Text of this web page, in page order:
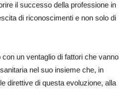
il successo della professione in
di riconoscimenti e non solo di
un ventaglio di fattori che vanno
nel suo insieme che, in
direttive di questa evoluzione, alla